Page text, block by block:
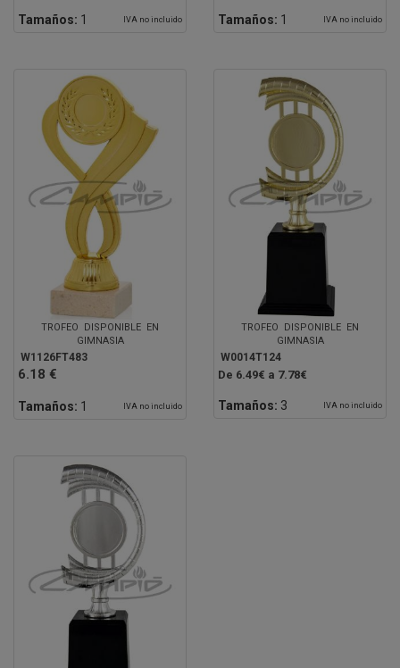
Tamaños: 1 IVA no incluido Tamaños: 1 IVA no incluido
TROFEO DISPONIBLE EN
GIMNASIA
W1126FT483
6.18 €
Tamaños: 1 IVA no incluido
TROFEO DISPONIBLE EN
GIMNASIA
W0014T124
De 6.49€ a 7.78€
Tamaños: 3 IVA no incluido